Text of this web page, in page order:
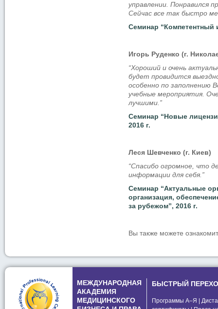
управлении. Понравился
Сейчас все так быстро
Семинар “Компетентный
Игорь Руденко (г.
“Хороший и очень
будет провидится
особенно по заполнению
учебные мероприятия.
лучшими.”
Семинар “Новые
2016 г.
Леся Шевченко (г. Киев)
“Спасибо огромное, что
информации для себя.”
Семинар “Актуальные
организация,
за рубежом”, 2016 г.
Вы также можете
МЕЖДУНАРОДНАЯ
АКАДЕМИЯ
МЕДИЦИНСКОГО
БЫСТРЫЙ
Программы А–Я